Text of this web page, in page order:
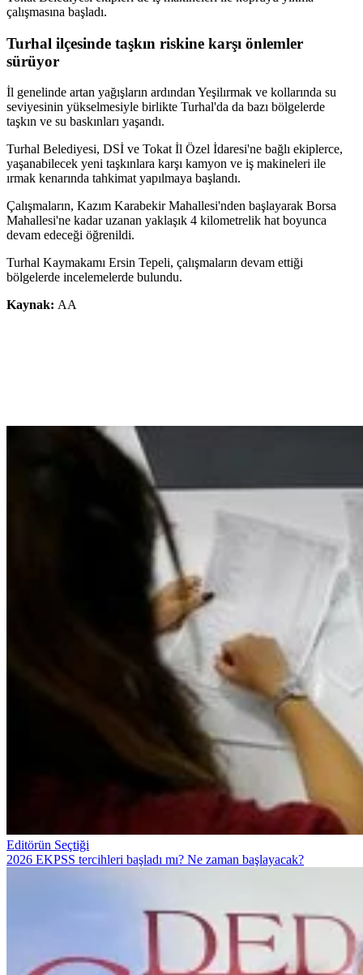
çalışmasına başladı.
Turhal ilçesinde taşkın riskine karşı önlemler
sürüyor
İl genelinde artan yağışların ardından Yeşilırmak ve kollarında su
seviyesinin yükselmesiyle birlikte Turhal'da da bazı bölgelerde
taşkın ve su baskınları yaşandı.
Turhal Belediyesi, DSİ ve Tokat İl Özel İdaresi'ne bağlı ekiplerce,
yaşanabilecek yeni taşkınlara karşı kamyon ve iş makineleri ile
ırmak kenarında tahkimat yapılmaya başlandı.
Çalışmaların, Kazım Karabekir Mahallesi'nden başlayarak Borsa
Mahallesi'ne kadar uzanan yaklaşık 4 kilometrelik hat boyunca
devam edeceği öğrenildi.
Turhal Kaymakamı Ersin Tepeli, çalışmaların devam ettiği
bölgelerde incelemelerde bulundu.
Kaynak: AA
Editörün Seçtiği
2026 EKPSS tercihleri başladı mı? Ne zaman başlayacak?